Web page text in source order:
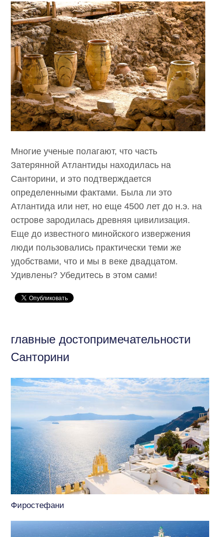
Многие ученые полагают, что часть
Затерянной Атлантиды находилась на
Санторини, и это подтверждается
определенными фактами. Была ли это
Атлантида или нет, но еще 4500 лет до н.э. на
острове зародилась древняя цивилизация.
Еще до известного минойского извержения
люди пользовались практически теми же
удобствами, что и мы в веке двадцатом.
Удивлены? Убедитесь в этом сами!
главные достопримечательности
Санторини
Фиростефани